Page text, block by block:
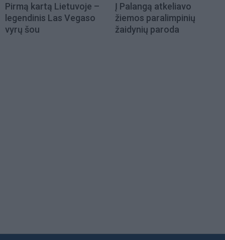
Pirmą kartą Lietuvoje –
legendinis Las Vegaso
vyrų šou
Į Palangą atkeliavo
žiemos paralimpinių
žaidynių paroda